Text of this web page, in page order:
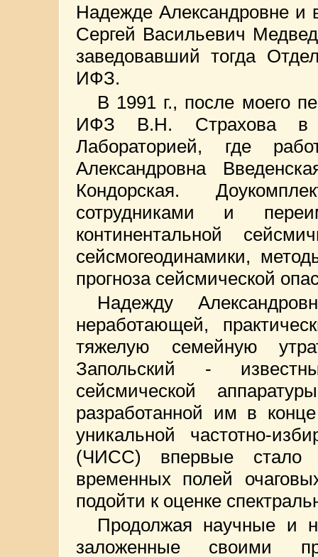
Надежде Александровне и
Сергей Васильевич
заведовавший тогда
ИФЗ.
В 1991 г., после моего
ИФЗ В.Н. Страхова в
Лабораторией, где
Александровна
Кондорская.
сотрудниками и
континентальной
сейсмогеодинамики,
прогноза сейсмической
Надежду
неработающей,
тяжелую семейную
Запольский -
сейсмической
разработанной им в
уникальной частотно-
(ЧИСС) впервые стало
временных полей
подойти к оценке
Продолжая научные и
заложенные своими